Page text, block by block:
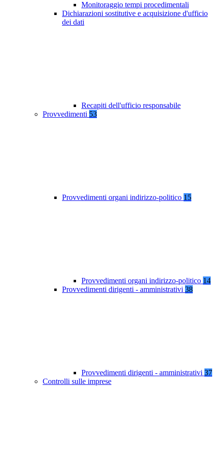
Monitoraggio tempi procedimentali
Dichiarazioni sostitutive e acquisizione d'ufficio
dei dati
Recapiti dell'ufficio responsabile
Provvedimenti 53
Provvedimenti organi indirizzo-politico 15
Provvedimenti organi indirizzo-politico 14
Provvedimenti dirigenti - amministrativi 38
Provvedimenti dirigenti - amministrativi 37
Controlli sulle imprese